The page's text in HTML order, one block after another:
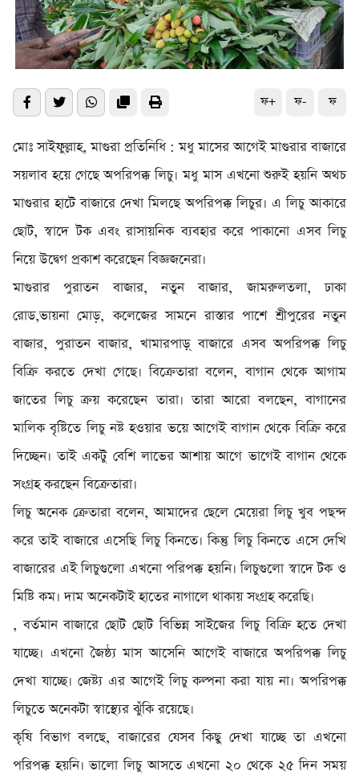
ফ+ ফ- ফ
মোঃ সাইফুল্লাহ, মাগুরা প্রতিনিধি : মধু মাসের আগেই মাগুরার বাজারে
সয়লাব হয়ে গেছে অপরিপক্ক লিচু। মধু মাস এখনো শুরুই হয়নি অথচ
মাগুরার হাটে বাজারে দেখা মিলছে অপরিপক্ক লিচুর। এ লিচু আকারে
ছোট, স্বাদে টক এবং রাসায়নিক ব্যবহার করে পাকানো এসব লিচু
নিয়ে উদ্বেগ প্রকাশ করেছেন বিজ্ঞজনেরা।
মাগুরার পুরাতন বাজার, নতুন বাজার, জামরুলতলা, ঢাকা
রোড,ভায়না মোড়, কলেজের সামনে রাস্তার পাশে শ্রীপুরের নতুন
বাজার, পুরাতন বাজার, খামারপাড়্ বাজারে এসব অপরিপক্ক লিচু
বিক্রি করতে দেখা গেছে। বিক্রেতারা বলেন, বাগান থেকে আগাম
জাতের লিচু ক্রয় করেছেন তারা। তারা আরো বলছেন, বাগানের
মালিক বৃষ্টিতে লিচু নষ্ট হওয়ার ভয়ে আগেই বাগান থেকে বিক্রি করে
দিচ্ছেন। তাই একটু বেশি লাভের আশায় আগে ভাগেই বাগান থেকে
সংগ্রহ করছেন বিক্রেতারা।
লিচু অনেক ক্রেতারা বলেন, আমাদের ছেলে মেয়েরা লিচু খুব পছন্দ
করে তাই বাজারে এসেছি লিচু কিনতে। কিন্তু লিচু কিনতে এসে দেখি
বাজারের এই লিচুগুলো এখনো পরিপক্ক হয়নি। লিচুগুলো স্বাদে টক ও
মিষ্টি কম। দাম অনেকটাই হাতের নাগালে থাকায় সংগ্রহ করেছি।
, বর্তমান বাজারে ছোট ছোট বিভিন্ন সাইজের লিচু বিক্রি হতে দেখা
যাচ্ছে। এখনো জৈষ্ঠ্য মাস আসেনি আগেই বাজারে অপরিপক্ক লিচু
দেখা যাচ্ছে। জেষ্ট্য এর আগেই লিচু কল্পনা করা যায় না। অপরিপক্ক
লিচুতে অনেকটা স্বাস্থ্যের ঝুঁকি রয়েছে।
কৃষি বিভাগ বলছে, বাজারের যেসব কিছু দেখা যাচ্ছে তা এখনো
পরিপক্ক হয়নি। ভালো লিচু আসতে এখনো ২০ থেকে ২৫ দিন সময়